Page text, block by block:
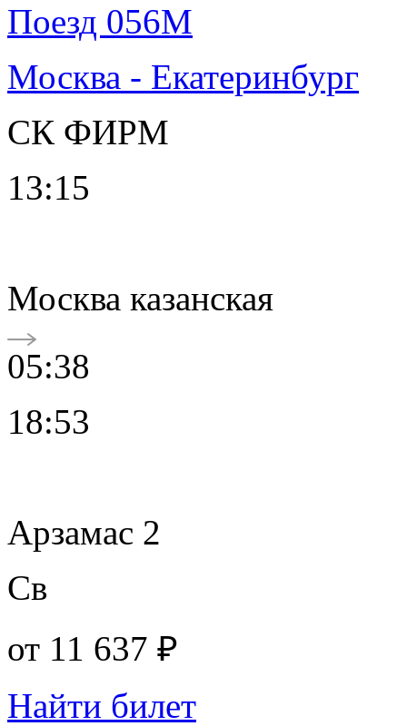
Поезд 056М
Москва - Екатеринбург
СК ФИРМ
13:15
Москва казанская
05:38
18:53
Арзамас 2
Св
от 11 637 ₽
Найти билет